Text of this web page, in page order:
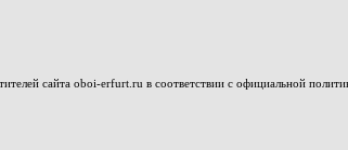
сайта oboi-erfurt.ru в соответствии с официальной